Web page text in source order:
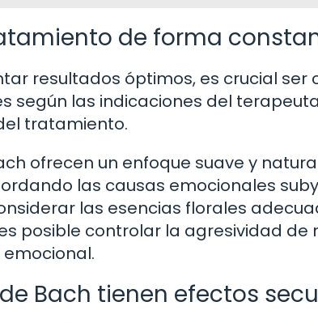
de forma
resultados óptimos, es crucial
según las indicaciones del
tratamiento.
ofrecen un enfoque suave y
las causas emocionales
las esencias florales
posible controlar la agresividad
de Bach tienen efectos